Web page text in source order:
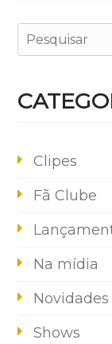
Clipes
Fã Clube
Na mídia
Novidades
Shows